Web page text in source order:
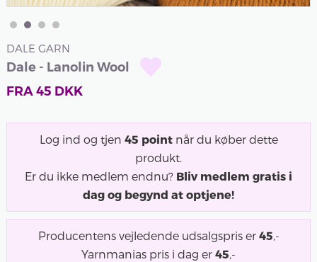
DALE GARN
Dale - Lanolin Wool
FRA45 DKK
Log ind og tjen 45 pointnår du køber dette
produkt.
Er du ikke medlem endnu? Bliv medlem gratis i
dag og begynd at optjene!
Producentens vejledende udsalgspris er 45,-
Yarnmanias pris i dag er 45,-